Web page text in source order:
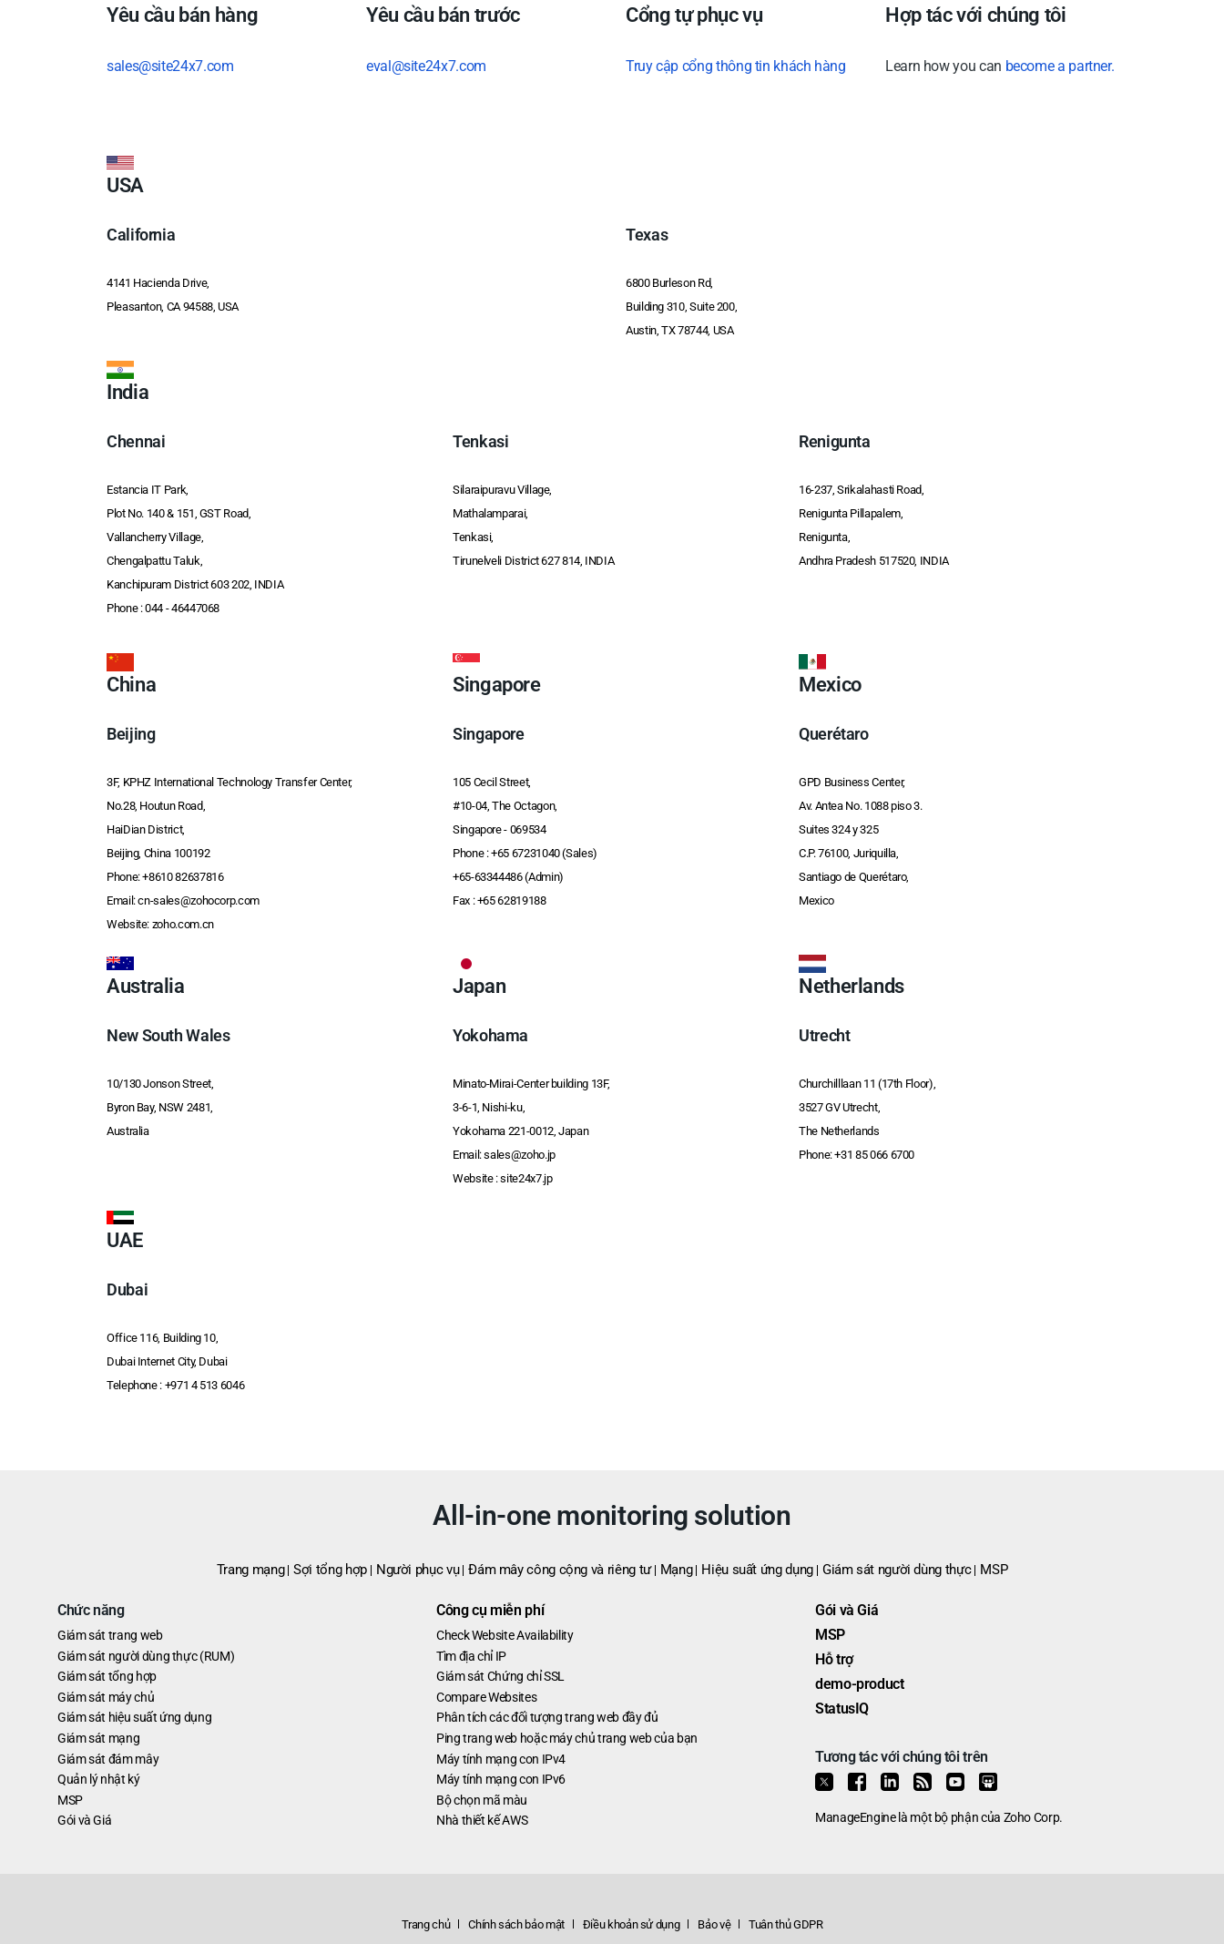
Yêu cầu bán hàng
sales@site24x7.com
Yêu cầu bán trước
eval@site24x7.com
Cổng tự phục vụ
Truy cập cổng thông tin khách hàng
Hợp tác với chúng tôi
Learn how you can become a partner.
USA
California
4141 Hacienda Drive,
Pleasanton, CA 94588, USA
Texas
6800 Burleson Rd,
Building 310, Suite 200,
Austin, TX 78744, USA
India
Chennai
Estancia IT Park,
Plot No. 140 & 151, GST Road,
Vallancherry Village,
Chengalpattu Taluk,
Kanchipuram District 603 202, INDIA
Phone :044 - 46447068
Tenkasi
Silaraipuravu Village,
Mathalamparai,
Tenkasi,
Tirunelveli District 627 814, INDIA
Renigunta
16-237, Srikalahasti Road,
Renigunta Pillapalem,
Renigunta,
Andhra Pradesh 517520, INDIA
China
Beijing
3F, KPHZ International Technology Transfer Center,
No.28, Houtun Road,
HaiDian District,
Beijing, China 100192
Phone:+8610 82637816
Email:cn-sales@zohocorp.com
Website: zoho.com.cn
Singapore
Singapore
105 Cecil Street,
#10-04, The Octagon,
Singapore - 069534
Phone :+65 67231040 (Sales)
+65-63344486 (Admin)
Fax : +65 62819188
Mexico
Querétaro
GPD Business Center,
Av. Antea No. 1088 piso 3.
Suites 324 y 325
C.P. 76100, Juriquilla,
Santiago de Querétaro,
Mexico
Australia
New South Wales
10/130 Jonson Street,
Byron Bay, NSW 2481,
Australia
Japan
Yokohama
Minato-Mirai-Center building 13F,
3-6-1, Nishi-ku,
Yokohama 221-0012, Japan
Email:sales@zoho.jp
Website :site24x7.jp
Netherlands
Utrecht
Churchilllaan 11 (17th Floor),
3527 GV Utrecht,
The Netherlands
Phone:+31 85 066 6700
UAE
Dubai
Office 116, Building 10,
Dubai Internet City, Dubai
Telephone : +971 4 513 6046
All-in-one monitoring solution
Trang mạng Sợi tổng hợp Người phục vụ Đám mây công cộng và riêng tư Mạng Hiệu suất ứng dụng Giám sát người dùng thực MSP
Chức năng
Giám sát trang web
Giám sát người dùng thực (RUM)
Giám sát tổng hợp
Giám sát máy chủ
Giám sát hiệu suất ứng dụng
Giám sát mạng
Giám sát đám mây
Quản lý nhật ký
MSP
Gói và Giá
Công cụ miễn phí
Check Website Availability
Tìm địa chỉ IP
Giám sát Chứng chỉ SSL
Compare Websites
Phân tích các đối tượng trang web đầy đủ
Ping trang web hoặc máy chủ trang web của bạn
Máy tính mạng con IPv4
Máy tính mạng con IPv6
Bộ chọn mã màu
Nhà thiết kế AWS
Gói và Giá
MSP
Hỗ trợ
demo-product
StatusIQ
Tương tác với chúng tôi trên
ManageEnginelà một bộ phận của Zoho Corp.
Trang chủ Chính sách bảo mật Điều khoản sử dụng Bảo vệ Tuân thủ GDPR